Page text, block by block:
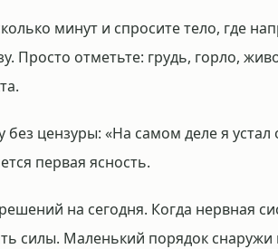
минут и спросите тело, где
Просто отметьте: грудь, горло,
цензуры: «На самом деле я устал
первая ясность.
на сегодня. Когда нервная
силы. Маленький порядок снаружи